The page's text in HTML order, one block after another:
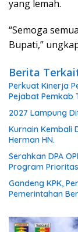
yang lemah.
“Semoga
Bupati,”
Berita
Perkuat Kinerja
Pejabat Pemkab
2027 Lampung
Kurnain Kembali
Herman HN.
Serahkan DPA
Program
Gandeng KPK,
Pemerintahan